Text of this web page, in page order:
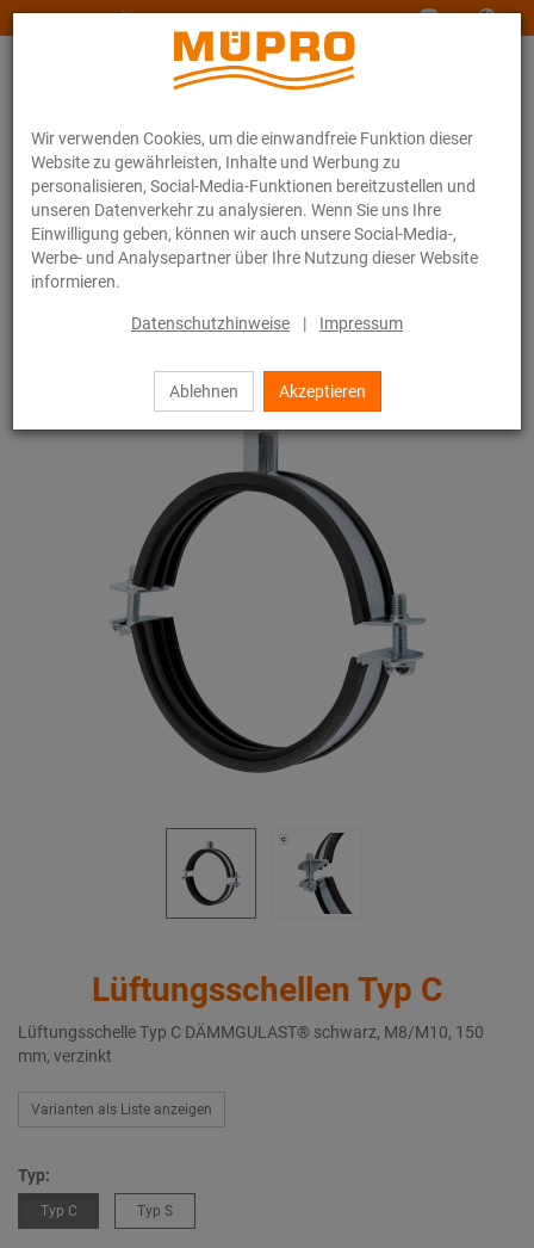
Wir verwenden Cookies, um die einwandfreie Funktion dieser
Website zu gewährleisten, Inhalte und Werbung zu
personalisieren, Social-Media-Funktionen bereitzustellen und
unseren Datenverkehr zu analysieren. Wenn Sie uns Ihre
Einwilligung geben, können wir auch unsere Social-Media-,
Werbe- und Analysepartner über Ihre Nutzung dieser Website
informieren.
Datenschutzhinweise | Impressum
Ablehnen Akzeptieren
www.muepro-maritim.com
Online-Katalog Befestigungstechnik
Lüftungsbefestigung
Rohrschellen für die Lüftungsbefestigung
Lüftungsschellen Typ C
Lüftungsschellen Typ C
Lüftungsschelle Typ C DÄMMGULAST® schwarz, M8/M10, 150
mm, verzinkt
Varianten als Liste anzeigen
Typ:
Typ C Typ S